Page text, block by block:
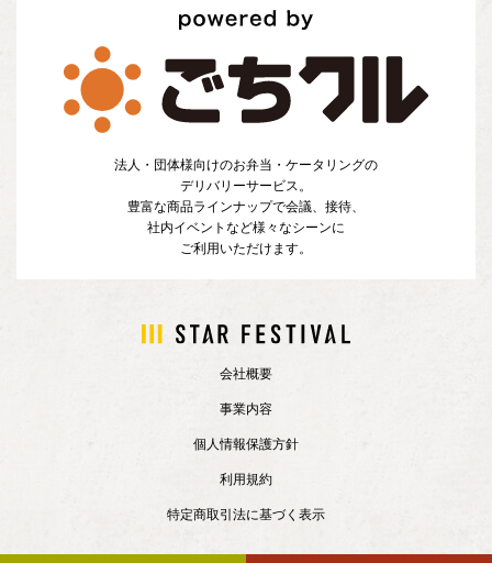
法人・団体様向けのお弁当・ケータリングの
デリバリーサービス。
豊富な商品ラインナップで会議、接待、
社内イベントなど様々なシーンに
ご利用いただけます。
会社概要
事業内容
個人情報保護方針
利用規約
特定商取引法に基づく表示